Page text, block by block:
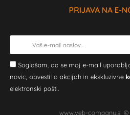
PRIJAVA NA E-
Soglašam, da se moj e-mail
novic, obvestil o akcijah in ekskluzivne
elektronski pošti.
www.veb-company.si ©